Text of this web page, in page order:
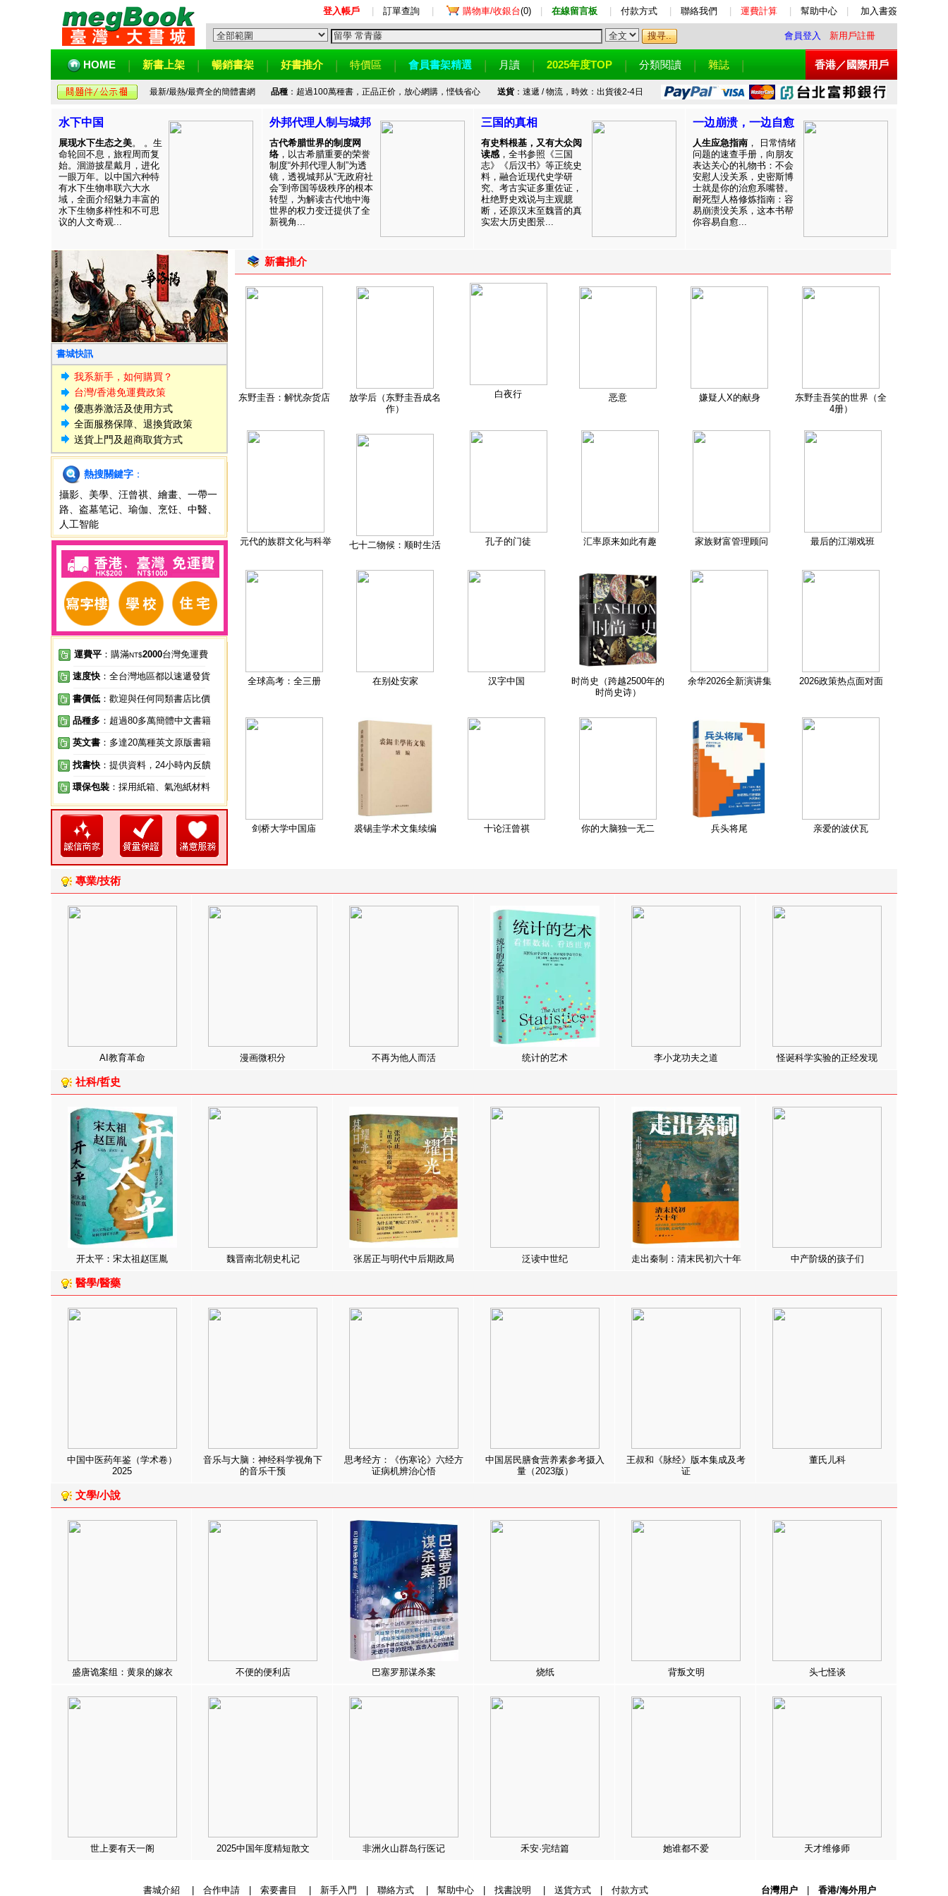
登入帳戶 訂單查詢 購物車/收銀台(0) 在線留言板 付款方式 聯絡我們 運費計算 幫助中心 加入書簽
會員登入 新用戶註冊
HOME 新書上架 暢銷書架 好書推介 特價區 會員書架精選 月讀 2025年度TOP 分類閱讀 雜誌 香港／國際用戶
最新/最熱/最齊全的簡體書網 品種：超過100萬種書，正品正价，放心網購，悭钱省心 送貨：速遞 / 物流，時效：出貨後2-4日
水下中国
展现水下生态之美。 。生
命轮回不息，旅程周而复
始。洄游披星戴月，进化
一眼万年。以中国六种特
有水下生物串联六大水
域，全面介绍魅力丰富的
水下生物多样性和不可思
议的人文奇观...
外邦代理人制与城邦
古代希腊世界的制度网
络 ，以古希腊重要的荣誉
制度“外邦代理人制”为透
镜，透视城邦从“无政府社
会”到帝国等级秩序的根本
转型，为解读古代地中海
世界的权力变迁提供了全
新视角...
三国的真相
有史料根基，又有大众阅
读感 ，全书参照《三国
志》《后汉书》等正统史
料，融合近现代史学研
究、考古实证多重佐证，
杜绝野史戏说与主观臆
断，还原汉末至魏晋的真
实宏大历史图景...
一边崩溃，一边自愈
人生应急指南 ， 日常情绪
问题的速查手册，向朋友
表达关心的礼物书：不会
安慰人没关系，史密斯博
士就是你的治愈系嘴替。
耐死型人格修炼指南：容
易崩溃没关系，这本书帮
你容易自愈...
書城快訊
我系新手，如何購買？
台灣/香港免運費政策
優惠券激活及使用方式
全面服務保障、退換貨政策
送貨上門及超商取貨方式
熱搜關鍵字 ：
攝影
美學 汪曾祺 繪畫
一帶一
路
盗墓笔记 瑜伽 烹饪 中醫
人工智能
運費平 ：購滿NT$2000台灣免運費
速度快 ：全台灣地區都以速遞發貨
書價低 ：歡迎與任何同類書店比價
品種多 ：超過80多萬簡體中文書籍
英文書 ：多達20萬種英文原版書籍
找書快 ：提供資料，24小時內反饋
環保包裝 ：採用紙箱、氣泡紙材料
新書推介
东野圭吾：解忧杂货店
放学后（东野圭吾成名
作）
白夜行 恶意 嫌疑人X的献身
东野圭吾笑的世界（全
4册）
元代的族群文化与科举 七十二物候：顺时生活 孔子的门徒 汇率原来如此有趣 家族财富管理顾问 最后的江湖戏班
全球高考：全三册 在别处安家 汉字中国
时尚史（跨越2500年的
时尚史诗）
余华2026全新演讲集 2026政策热点面对面
剑桥大学中国庙 裘锡圭学术文集续编 十论汪曾祺 你的大脑独一无二 兵头将尾 亲爱的波伏瓦
專業/技術
AI教育革命 漫画微积分 不再为他人而活 统计的艺术 李小龙功夫之道 怪诞科学实验的正经发现
社科/哲史
开太平：宋太祖赵匡胤 魏晋南北朝史札记 张居正与明代中后期政局 泛读中世纪 走出秦制：清末民初六十年 中产阶级的孩子们
醫學/醫藥
中国中医药年鉴（学术卷）
2025
音乐与大脑：神经科学视角下
的音乐干预
思考经方：《伤寒论》六经方
证病机辨治心悟
中国居民膳食营养素参考摄入
量（2023版）
王叔和《脉经》版本集成及考
证
董氏儿科
文學/小說
盛唐诡案组：黄泉的嫁衣 不便的便利店 巴塞罗那谋杀案 烧纸 背叛文明 头七怪谈
世上要有天一阁 2025中国年度精短散文 非洲火山群岛行医记 禾安·完结篇 她谁都不爱 天才维修师
書城介紹 合作申請| 索要書目 新手入門 聯絡方式| 幫助中心| 找書說明 送貨方式| 付款方式 台灣用户 香港/海外用户